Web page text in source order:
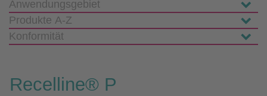
Recelline® P